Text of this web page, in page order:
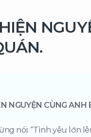
NGUYỆN CÙNG
nói: “Tình yêu lớn